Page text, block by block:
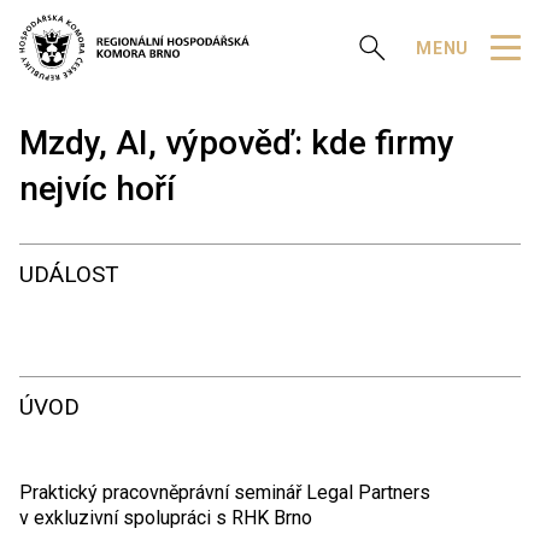
Zobrazit vyhledávání
MENU
Mzdy, AI, výpověď: kde firmy
nejvíc hoří
UDÁLOST
ÚVOD
Praktický pracovněprávní seminář Legal Partners
v exkluzivní spolupráci s RHK Brno